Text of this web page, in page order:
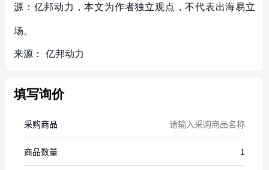
源：亿邦动力，本文为作者独立观点，不代表出海易立
场。
来源： 亿邦动力
填写询价